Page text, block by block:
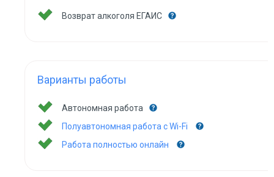
Возврат алкоголя ЕГАИС
Варианты работы
Автономная работа
Полуавтономная работа с Wi-Fi
Работа полностью онлайн